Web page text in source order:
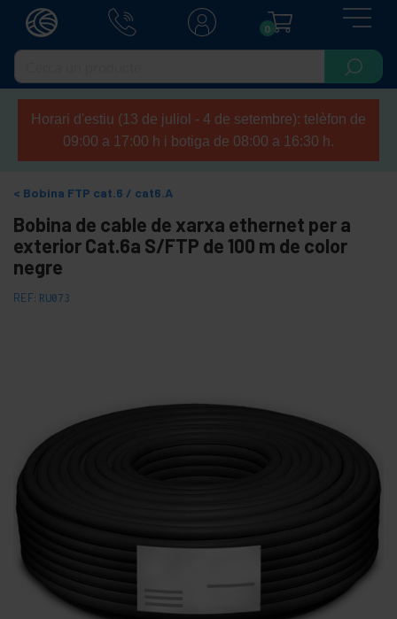
0
Horari d'estiu (13 de juliol - 4 de setembre): telèfon de
09:00 a 17:00 h i botiga de 08:00 a 16:30 h.
Bobina FTP cat.6 / cat6.A
Bobina de cable de xarxa ethernet per a
exterior Cat.6a S/FTP de 100 m de color
negre
REF: RU073